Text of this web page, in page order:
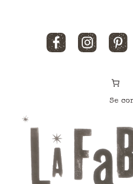
FacebookInstagram
Se